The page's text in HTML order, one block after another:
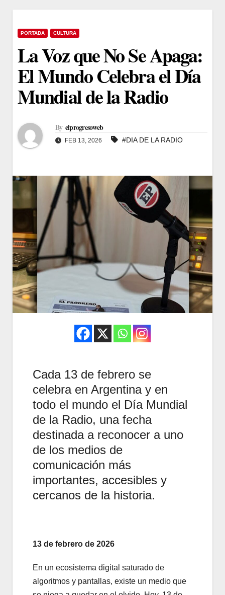
PORTADA CULTURA
La Voz que No Se Apaga:
El Mundo Celebra el Día
Mundial de la Radio
By elprogresoweb
FEB 13, 2026 #DIA DE LA RADIO
Cada 13 de febrero se
celebra en Argentina y en
todo el mundo el Día Mundial
de la Radio, una fecha
destinada a reconocer a uno
de los medios de
comunicación más
importantes, accesibles y
cercanos de la historia.
13 de febrero de 2026
En un ecosistema digital saturado de
algoritmos y pantallas, existe un medio que